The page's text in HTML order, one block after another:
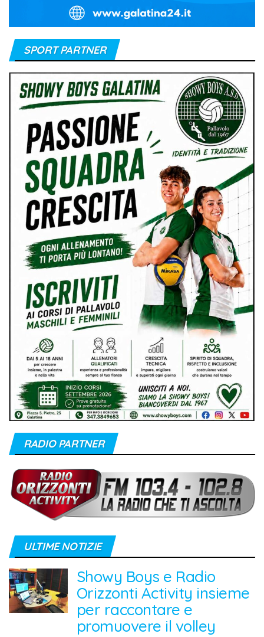
SPORT PARTNER
RADIO PARTNER
ULTIME NOTIZIE
Showy Boys e Radio
Orizzonti Activity insieme
per raccontare e
promuovere il volley